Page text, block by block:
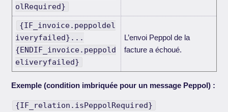
olRequired}
{IF_invoice.peppoldel
iveryfailed}...
{ENDIF_invoice.peppold
eliveryfailed}
L’envoi Peppol de la
facture a échoué.
Exemple (condition imbriquée pour un message Peppol) :
{IF_relation.isPeppolRequired}